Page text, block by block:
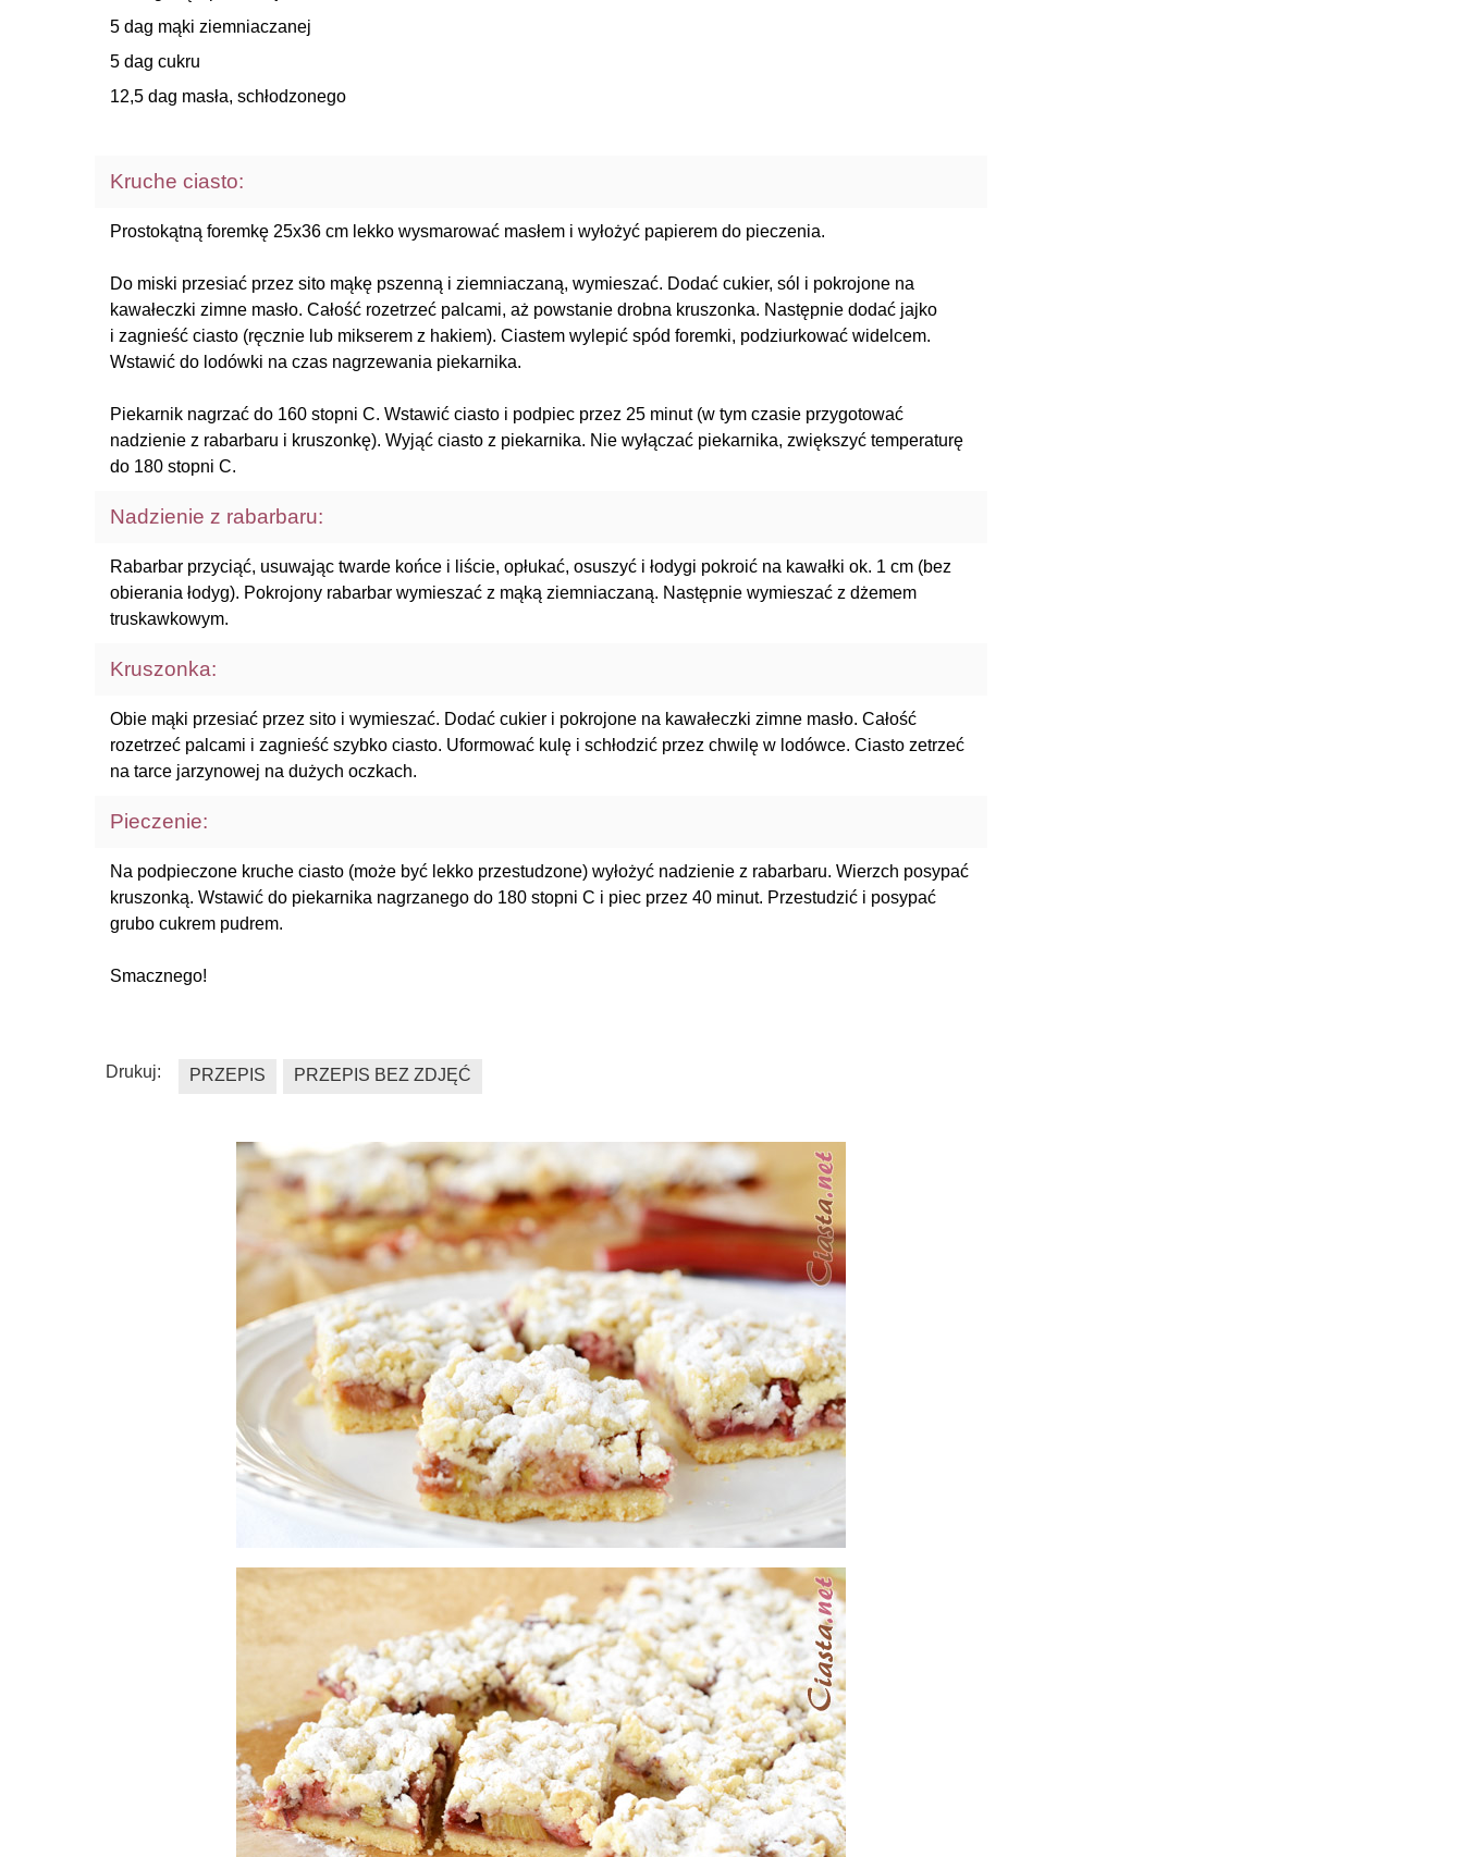
5 dag mąki ziemniaczanej
5 dag cukru
12,5 dag masła, schłodzonego
Kruche ciasto:
Prostokątną foremkę 25x36 cm lekko wysmarować masłem i wyłożyć papierem do pieczenia.
Do miski przesiać przez sito mąkę pszenną i ziemniaczaną, wymieszać. Dodać cukier, sól i pokrojone na
kawałeczki zimne masło. Całość rozetrzeć palcami, aż powstanie drobna kruszonka. Następnie dodać jajko
i zagnieść ciasto (ręcznie lub mikserem z hakiem). Ciastem wylepić spód foremki, podziurkować widelcem.
Wstawić do lodówki na czas nagrzewania piekarnika.
Piekarnik nagrzać do 160 stopni C. Wstawić ciasto i podpiec przez 25 minut (w tym czasie przygotować
nadzienie z rabarbaru i kruszonkę). Wyjąć ciasto z piekarnika. Nie wyłączać piekarnika, zwiększyć temperaturę
do 180 stopni C.
Nadzienie z rabarbaru:
Rabarbar przyciąć, usuwając twarde końce i liście, opłukać, osuszyć i łodygi pokroić na kawałki ok. 1 cm (bez
obierania łodyg). Pokrojony rabarbar wymieszać z mąką ziemniaczaną. Następnie wymieszać z dżemem
truskawkowym.
Kruszonka:
Obie mąki przesiać przez sito i wymieszać. Dodać cukier i pokrojone na kawałeczki zimne masło. Całość
rozetrzeć palcami i zagnieść szybko ciasto. Uformować kulę i schłodzić przez chwilę w lodówce. Ciasto zetrzeć
na tarce jarzynowej na dużych oczkach.
Pieczenie:
Na podpieczone kruche ciasto (może być lekko przestudzone) wyłożyć nadzienie z rabarbaru. Wierzch posypać
kruszonką. Wstawić do piekarnika nagrzanego do 180 stopni C i piec przez 40 minut. Przestudzić i posypać
grubo cukrem pudrem.
Smacznego!
Drukuj: PRZEPIS PRZEPIS BEZ ZDJĘĆ